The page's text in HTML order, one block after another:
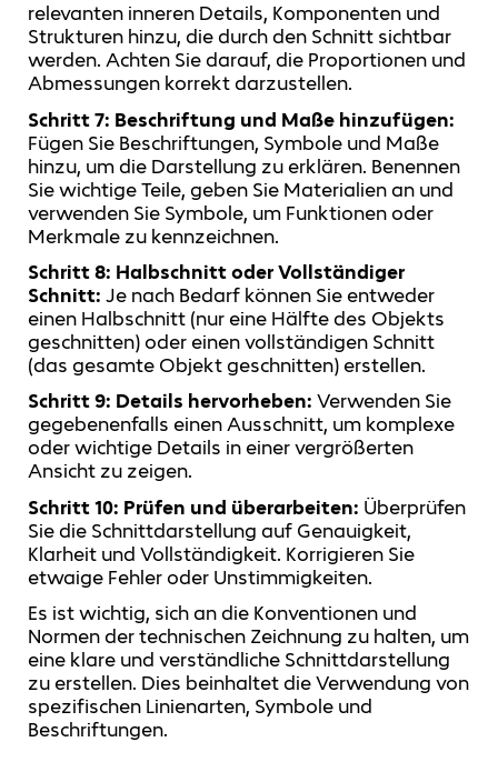
relevanten inneren Details, Komponenten und
Strukturen hinzu, die durch den Schnitt sichtbar
werden. Achten Sie darauf, die Proportionen und
Abmessungen korrekt darzustellen.
Schritt 7: Beschriftung und Maße hinzufügen:
Fügen Sie Beschriftungen, Symbole und Maße
hinzu, um die Darstellung zu erklären. Benennen
Sie wichtige Teile, geben Sie Materialien an und
verwenden Sie Symbole, um Funktionen oder
Merkmale zu kennzeichnen.
Schritt 8: Halbschnitt oder Vollständiger
Schnitt: Je nach Bedarf können Sie entweder
einen Halbschnitt (nur eine Hälfte des Objekts
geschnitten) oder einen vollständigen Schnitt
(das gesamte Objekt geschnitten) erstellen.
Schritt 9: Details hervorheben: Verwenden Sie
gegebenenfalls einen Ausschnitt, um komplexe
oder wichtige Details in einer vergrößerten
Ansicht zu zeigen.
Schritt 10: Prüfen und überarbeiten: Überprüfen
Sie die Schnittdarstellung auf Genauigkeit,
Klarheit und Vollständigkeit. Korrigieren Sie
etwaige Fehler oder Unstimmigkeiten.
Es ist wichtig, sich an die Konventionen und
Normen der technischen Zeichnung zu halten, um
eine klare und verständliche Schnittdarstellung
zu erstellen. Dies beinhaltet die Verwendung von
spezifischen Linienarten, Symbole und
Beschriftungen.